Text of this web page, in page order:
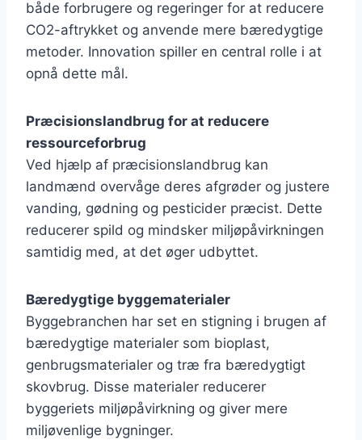
både forbrugere og regeringer for at reducere
CO2-aftrykket og anvende mere bæredygtige
metoder. Innovation spiller en central rolle i at
opnå dette mål.
Præcisionslandbrug for at reducere
ressourceforbrug
Ved hjælp af præcisionslandbrug kan
landmænd overvåge deres afgrøder og justere
vanding, gødning og pesticider præcist. Dette
reducerer spild og mindsker miljøpåvirkningen
samtidig med, at det øger udbyttet.
Bæredygtige byggematerialer
Byggebranchen har set en stigning i brugen af
bæredygtige materialer som bioplast,
genbrugsmaterialer og træ fra bæredygtigt
skovbrug. Disse materialer reducerer
byggeriets miljøpåvirkning og giver mere
miljøvenlige bygninger.